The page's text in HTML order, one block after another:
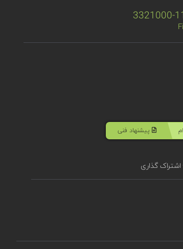
پیشنهاد فنی
اشتراک گذاری